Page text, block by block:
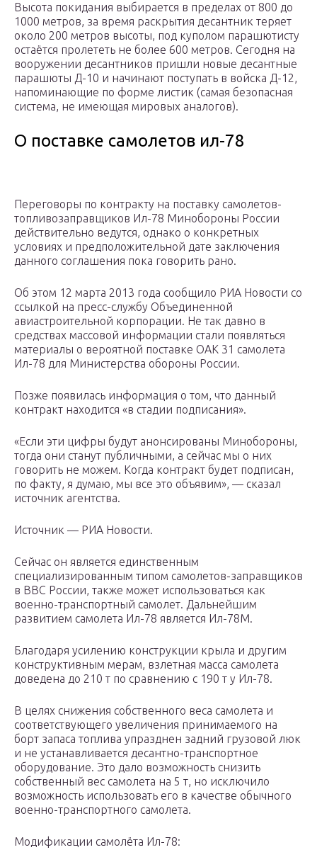
Высота покидания выбирается в пределах от 800 до
1000 метров, за время раскрытия десантник теряет
около 200 метров высоты, под куполом парашютисту
остаётся пролететь не более 600 метров. Сегодня на
вооружении десантников пришли новые десантные
парашюты Д-10 и начинают поступать в войска Д-12,
напоминающие по форме листик (самая безопасная
система, не имеющая мировых аналогов).
О поставке самолетов ил-78
Переговоры по контракту на поставку самолетов-
топливозаправщиков Ил-78 Минобороны России
действительно ведутся, однако о конкретных
условиях и предположительной дате заключения
данного соглашения пока говорить рано.
Об этом 12 марта 2013 года сообщило РИА Новости со
ссылкой на пресс-службу Объединенной
авиастроительной корпорации. Не так давно в
средствах массовой информации стали появляться
материалы о вероятной поставке ОАК 31 самолета
Ил-78 для Министерства обороны России.
Позже появилась информация о том, что данный
контракт находится «в стадии подписания».
«Если эти цифры будут анонсированы Минобороны,
тогда они станут публичными, а сейчас мы о них
говорить не можем. Когда контракт будет подписан,
по факту, я думаю, мы все это объявим», — сказал
источник агентства.
Источник — РИА Новости.
Сейчас он является единственным
специализированным типом самолетов-заправщиков
в ВВС России, также может использоваться как
военно-транспортный самолет. Дальнейшим
развитием самолета Ил-78 является Ил-78М.
Благодаря усилению конструкции крыла и другим
конструктивным мерам, взлетная масса самолета
доведена до 210 т по сравнению с 190 т у Ил-78.
В целях снижения собственного веса самолета и
соответствующего увеличения принимаемого на
борт запаса топлива упразднен задний грузовой люк
и не устанавливается десантно-транспортное
оборудование. Это дало возможность снизить
собственный вес самолета на 5 т, но исключило
возможность использовать его в качестве обычного
военно-транспортного самолета.
Модификации самолёта Ил-78: